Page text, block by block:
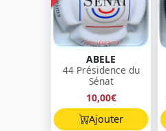
ABELE
44 Présidence du
Sénat
10,00€
Ajouter